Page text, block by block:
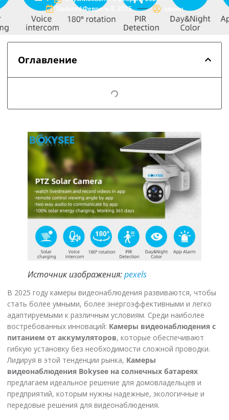
Updated:Февраль 8, 2025
админ
Оглавление
Источник изображения:pexels
В 2025 году камеры видеонаблюдения развиваются, чтобы
стать более умными, более энергоэффективными и легко
адаптируемыми к различным условиям. Среди наиболее
востребованных инноваций: Камеры видеонаблюдения с
питанием от аккумуляторов, которые обеспечивают
гибкую установку без необходимости сложной проводки.
Лидируя в этой тенденции рынка, Камеры
видеонаблюдения Bokysee на солнечных батареях
предлагаем идеальное решение для домовладельцев и
предприятий, которым нужны надежные, экологичные и
передовые решения для видеонаблюдения.